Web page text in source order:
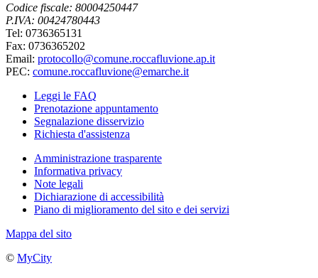
Codice fiscale: 80004250447
P.IVA: 00424780443
Tel: 0736365131
Fax: 0736365202
Email: protocollo@comune.roccafluvione.ap.it
PEC: comune.roccafluvione@emarche.it
Leggi le FAQ
Prenotazione appuntamento
Segnalazione disservizio
Richiesta d'assistenza
Amministrazione trasparente
Informativa privacy
Note legali
Dichiarazione di accessibilità
Piano di miglioramento del sito e dei servizi
Mappa del sito
© MyCity